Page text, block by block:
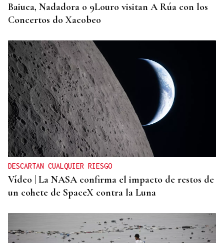
Baiuca, Nadadora o 9Louro visitan A Rúa con los
Concertos do Xacobeo
DESCARTAN CUALQUIER RIESGO
Vídeo | La NASA confirma el impacto de restos de
un cohete de SpaceX contra la Luna